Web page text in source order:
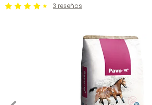
Calificación: 4.5 /5 3 reseñas